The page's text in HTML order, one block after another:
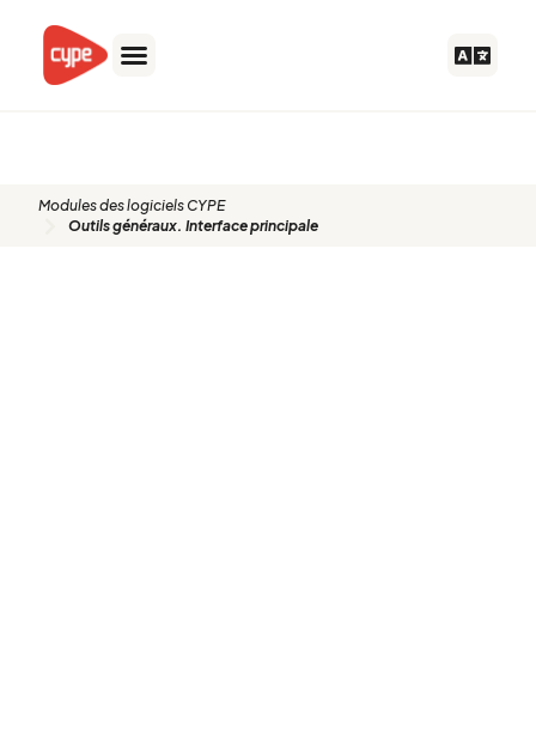
contenu
Modules des logiciels CYPE
Outils généraux. Interface principale